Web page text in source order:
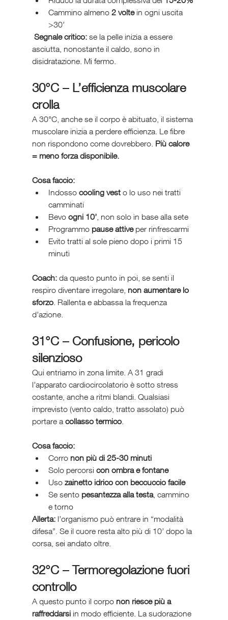
Cammino almeno 2 volte in ogni uscita
>30’
Segnale critico: se la pelle inizia a essere
asciutta, nonostante il caldo, sono in
disidratazione. Mi fermo.
30°C – L’efficienza muscolare
crolla
A 30°C, anche se il corpo è abituato, il sistema
muscolare inizia a perdere efficienza. Le fibre
non rispondono come dovrebbero. Più calore
= meno forza disponibile.
Cosa faccio:
Indosso cooling vest o lo uso nei tratti
camminati
Bevo ogni 10’, non solo in base alla sete
Programmo pause attive per rinfrescarmi
Evito tratti al sole pieno dopo i primi 15
minuti
Coach: da questo punto in poi, se senti il
respiro diventare irregolare, non aumentare lo
sforzo. Rallenta e abbassa la frequenza
d’azione.
31°C – Confusione, pericolo
silenzioso
Qui entriamo in zona limite. A 31 gradi
l’apparato cardiocircolatorio è sotto stress
costante, anche a ritmi blandi. Qualsiasi
imprevisto (vento caldo, tratto assolato) può
portare a collasso termico.
Cosa faccio:
Corro non più di 25-30 minuti
Solo percorsi con ombra e fontane
Uso zainetto idrico con beccuccio facile
Se sento pesantezza alla testa, cammino
e torno
Allerta: l’organismo può entrare in “modalità
difesa”. Se il cuore resta alto più di 10’ dopo la
corsa, sei andato oltre.
32°C – Termoregolazione fuori
controllo
A questo punto il corpo non riesce più a
raffreddarsi in modo efficiente. La sudorazione